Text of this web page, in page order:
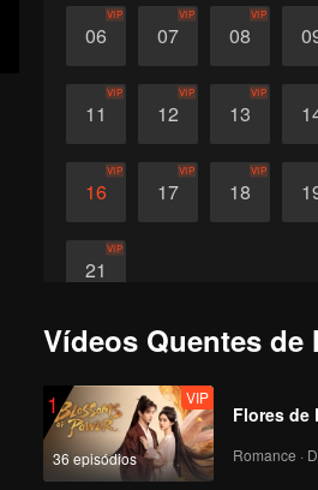
06
VIP
07
VIP
08
VIP
11
VIP
12
VIP
13
VIP
16
VIP
17
VIP
18
VIP
21
VIP
Vídeos Quentes de
1
36 episódios
VIP
Flores de
Romance ·